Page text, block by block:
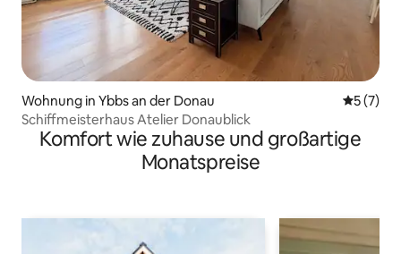
Wohnung in Ybbs an der Donau
5 (7)
Schiffmeisterhaus Atelier Donaublick
Komfort wie zuhause und großartige
Monatspreise